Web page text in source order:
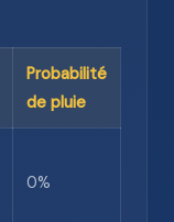
Probabilité
de pluie
0%